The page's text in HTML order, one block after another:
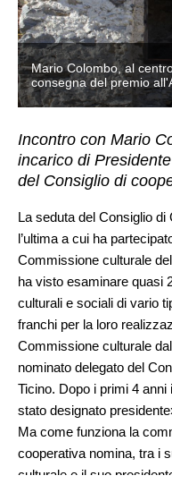
Mario Colombo, al
consegna del premio
Incontro con Mario
incarico di
del Consiglio di
La seduta del Consiglio
l’ultima a cui ha
Commissione culturale
ha visto esaminare quasi
culturali e sociali di vario
franchi per la loro
Commissione culturale
nominato delegato del
Ticino. Dopo i primi 4
stato designato
Ma come funziona la
cooperativa nomina, tra i
culturale e il suo